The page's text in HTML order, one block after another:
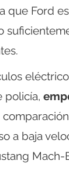
que Ford
policía,
a baja